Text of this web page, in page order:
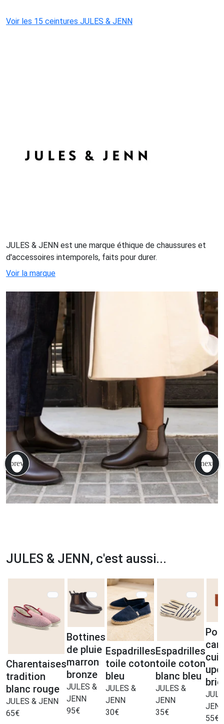
Voir les 15 ceintures JULES & JENN
JULES & JENN est une marque éthique de chaussures et
d'accessoires intemporels, faits pour durer.
Voir la marque
JULES & JENN, c'est aussi...
Charentaises
tradition
blanc rouge
JULES & JENN
65€
Bottines
de pluie
marron
bronze
JULES &
JENN
95€
Espadrilles
toile coton
bleu
JULES &
JENN
30€
Espadrilles
toile coton
blanc bleu
JULES &
JENN
35€
cuir
55€